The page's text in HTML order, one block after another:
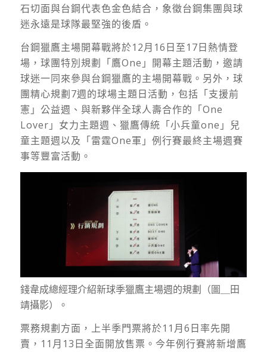
石切面與台鋼代表色金色結合，象徵台鋼集團與球
迷永遠是球隊最堅強的後盾。
台鋼獵鷹主場開幕戰將於12月16日至17日熱情登
場，球團特別規劃「鷹One」開幕主題活動，邀請
球迷一同來參與台鋼獵鷹的主場開幕戰。另外，球
團精心規劃7週的球場主題日活動，包括「支援前
憲」公益週、與新夥伴全球人壽合作的「One
Lover」女力主題週、獵鷹傳統「小兵童one」兒
童主題週以及「雷霆One軍」例行賽最終主場週賽
事等豐富活動。
錢韋成總經理介紹新球季獵鷹主場週的規劃（圖＿田
靖攝影）。
票務規劃方面，上半季門票將於11月6日率先開
賣，11月13日全面開放售票。今年例行賽將新增鷹